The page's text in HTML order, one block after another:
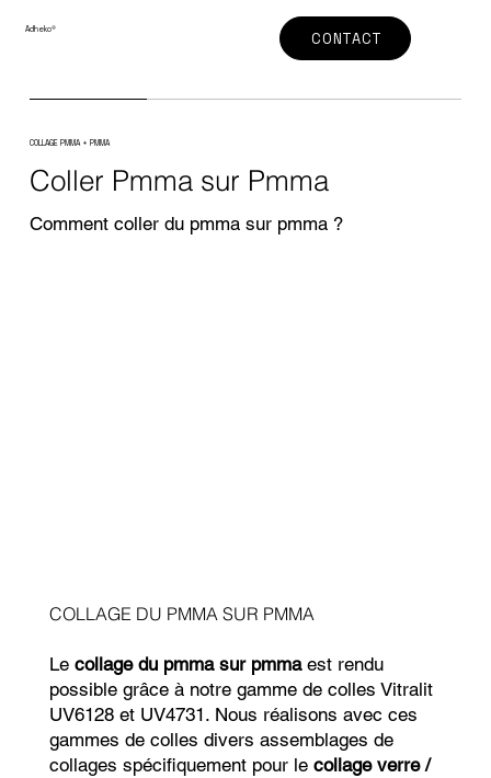
Adheko® CONTACT
COLLAGE PMMA + PMMA
Coller Pmma sur Pmma
Comment coller du pmma sur pmma ?
COLLAGE DU PMMA SUR PMMA
Le collage du pmma sur pmmaest rendu
possible grâce à notre gamme de colles Vitralit
UV6128 et UV4731. Nous réalisons avec ces
gammes de colles divers assemblages de
collages spécifiquement pour le collage verre /